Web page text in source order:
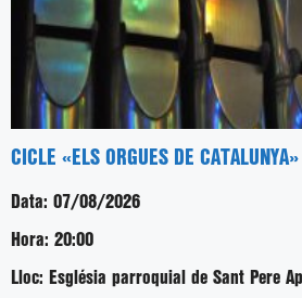
CICLE «ELS ORGUES DE CATALUNYA»
Data: 07/08/2026
Hora: 20:00
Lloc: Església parroquial de Sant Pere